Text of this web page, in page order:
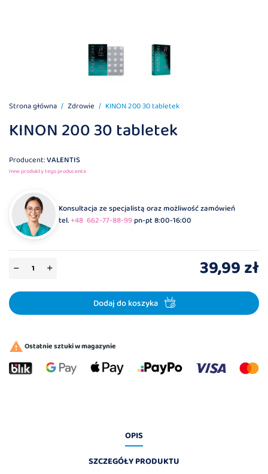
Strona główna Zdrowie KINON 200 30 tabletek
KINON 200 30 tabletek
Producent:VALENTIS
Inne produkty tego producenta
Konsultacja ze specjalistą oraz możliwość zamówień
tel.+48 662-77-88-99pn-pt 8:00-16:00
39,99 zł
Dodaj do koszyka
 Ostatnie sztuki w magazynie
OPIS
SZCZEGÓŁY PRODUKTU